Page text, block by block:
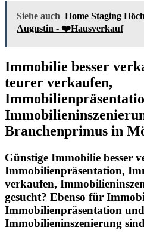
Siehe auch Home Staging
Augustin - ❤️Hausverkauf
Immobilie besser
teurer verkaufen,
Branchenprimus in
Günstige Immobilie besser
Immobilienpräsentation,
verkaufen,
gesucht? Ebenso für
Immobilienpräsentation und
Immobilieninszenierung